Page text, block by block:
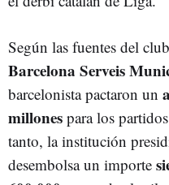
Según las fuentes del
Barcelona Serveis
barcelonista pactaron un
millones para los
tanto, la institución
desembolsa un importe